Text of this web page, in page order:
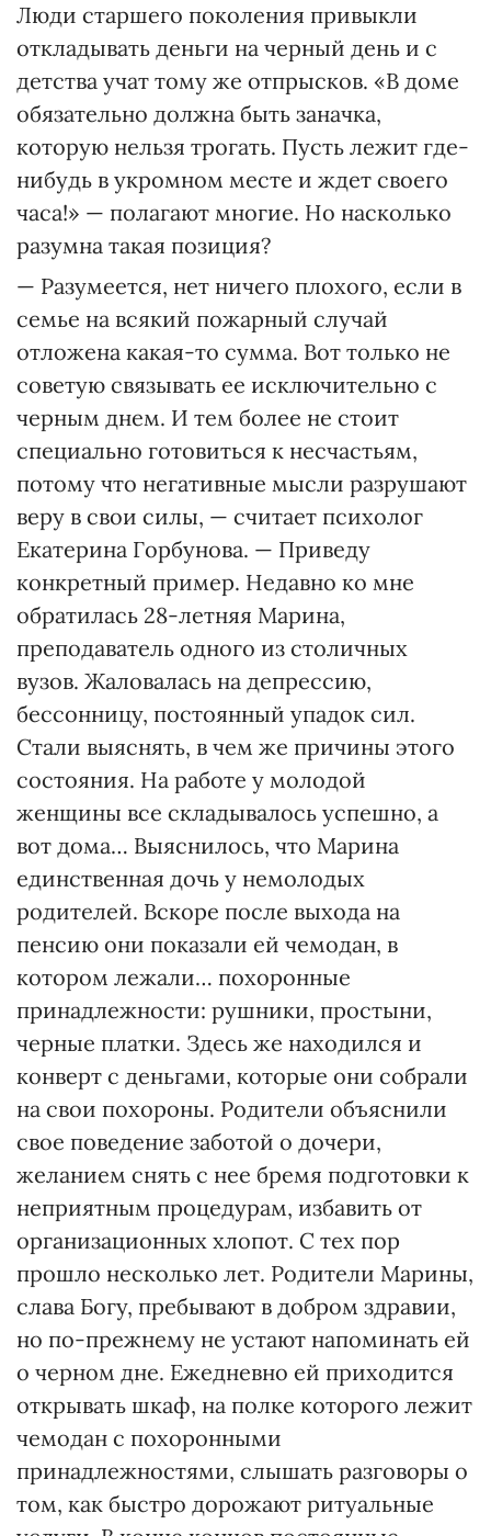
Люди старшего поколения привыкли
откладывать деньги на черный день и с
детства учат тому же отпрысков. «В доме
обязательно должна быть заначка,
которую нельзя трогать. Пусть лежит где-
нибудь в укромном месте и ждет своего
часа!» — полагают многие. Но насколько
разумна такая позиция?
— Разумеется, нет ничего плохого, если в
семье на всякий пожарный случай
отложена какая-то сумма. Вот только не
советую связывать ее исключительно с
черным днем. И тем более не стоит
специально готовиться к несчастьям,
потому что негативные мысли разрушают
веру в свои силы, — считает психолог
Екатерина Горбунова. — Приведу
конкретный пример. Недавно ко мне
обратилась 28-летняя Марина,
преподаватель одного из столичных
вузов. Жаловалась на депрессию,
бессонницу, постоянный упадок сил.
Стали выяснять, в чем же причины этого
состояния. На работе у молодой
женщины все складывалось успешно, а
вот дома… Выяснилось, что Марина
единственная дочь у немолодых
родителей. Вскоре после выхода на
пенсию они показали ей чемодан, в
котором лежали… похоронные
принадлежности: рушники, простыни,
черные платки. Здесь же находился и
конверт с деньгами, которые они собрали
на свои похороны. Родители объяснили
свое поведение заботой о дочери,
желанием снять с нее бремя подготовки к
неприятным процедурам, избавить от
организационных хлопот. С тех пор
прошло несколько лет. Родители Марины,
слава Богу, пребывают в добром здравии,
но по-прежнему не устают напоминать ей
о черном дне. Ежедневно ей приходится
открывать шкаф, на полке которого лежит
чемодан с похоронными
принадлежностями, слышать разговоры о
том, как быстро дорожают ритуальные